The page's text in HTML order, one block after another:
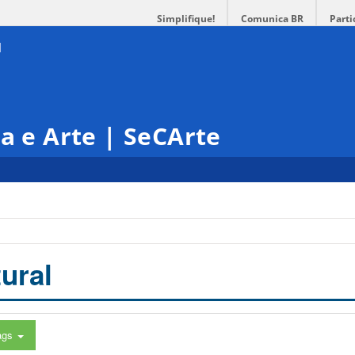
Simplifique! Comunica BR
e Arte | SeCArte